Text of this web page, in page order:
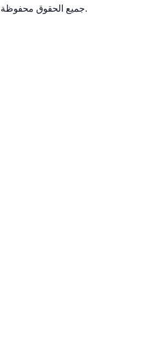
© 2026 Kalstein. جميع الحقوق محفوظة.